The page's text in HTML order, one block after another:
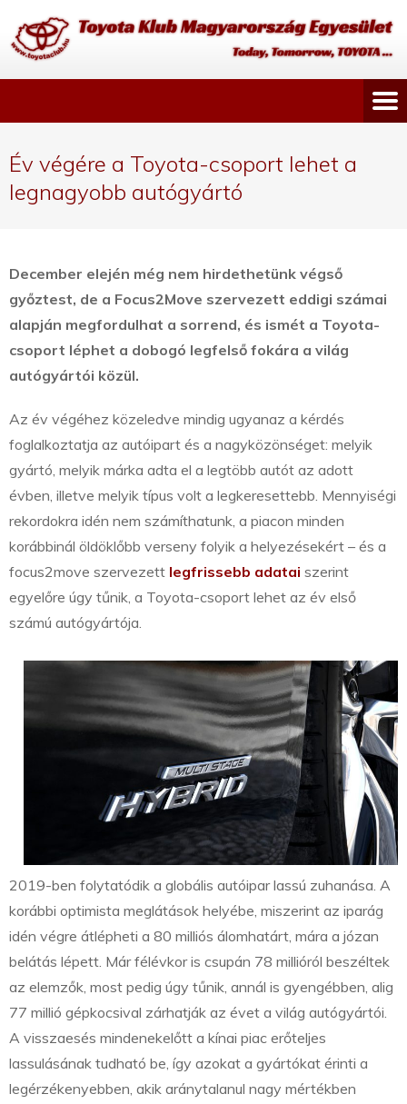
Év végére a Toyota-csoport lehet a
legnagyobb autógyártó
December elején még nem hirdethetünk végső
győztest, de a Focus2Move szervezett eddigi számai
alapján megfordulhat a sorrend, és ismét a Toyota-
csoport léphet a dobogó legfelső fokára a világ
autógyártói közül.
Az év végéhez közeledve mindig ugyanaz a kérdés
foglalkoztatja az autóipart és a nagyközönséget: melyik
gyártó, melyik márka adta el a legtöbb autót az adott
évben, illetve melyik típus volt a legkeresettebb. Mennyiségi
rekordokra idén nem számíthatunk, a piacon minden
korábbinál öldöklőbb verseny folyik a helyezésekért – és a
focus2move szervezett legfrissebb adatai szerint
egyelőre úgy tűnik, a Toyota-csoport lehet az év első
számú autógyártója.
2019-ben folytatódik a globális autóipar lassú zuhanása. A
korábbi optimista meglátások helyébe, miszerint az iparág
idén végre átlépheti a 80 milliós álomhatárt, mára a józan
belátás lépett. Már félévkor is csupán 78 millióról beszéltek
az elemzők, most pedig úgy tűnik, annál is gyengébben, alig
77 millió gépkocsival zárhatják az évet a világ autógyártói.
A visszaesés mindenekelőtt a kínai piac erőteljes
lassulásának tudható be, így azokat a gyártókat érinti a
legérzékenyebben, akik aránytalanul nagy mértékben